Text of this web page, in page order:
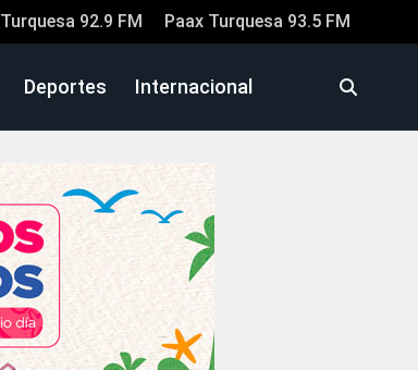
Turquesa 92.9 FM Paax Turquesa 93.5 FM
Deportes Internacional